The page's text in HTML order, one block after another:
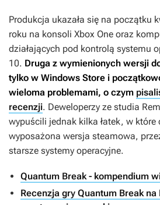
Produkcja ukazała się na początku
roku na konsoli Xbox One oraz
działających pod kontrolą systemu
10. Druga z wymienionych wersji
tylko w Windows Store i
wieloma problemami, o czym
recenzji. Deweloperzy ze studia
wypuścili jednak kilka łatek, w
wyposażona wersja steamowa,
starsze systemy operacyjne.
Quantum Break - kompendium
Recenzja gry Quantum Break